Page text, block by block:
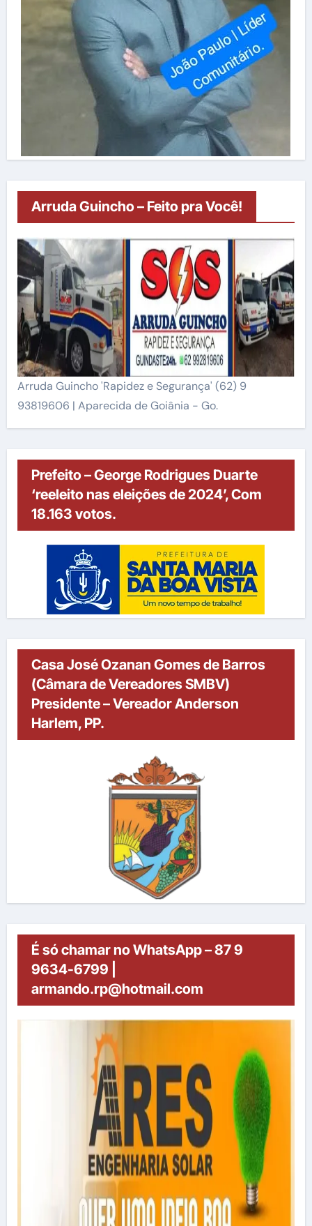
Arruda Guincho – Feito pra Você!
Arruda Guincho 'Rapidez e Segurança' (62) 9
93819606 | Aparecida de Goiânia - Go.
Prefeito – George Rodrigues Duarte
‘reeleito nas eleições de 2024’, Com
18.163 votos.
Casa José Ozanan Gomes de Barros
(Câmara de Vereadores SMBV)
Presidente – Vereador Anderson
Harlem, PP.
É só chamar no WhatsApp – 87 9
9634-6799 |
armando.rp@hotmail.com